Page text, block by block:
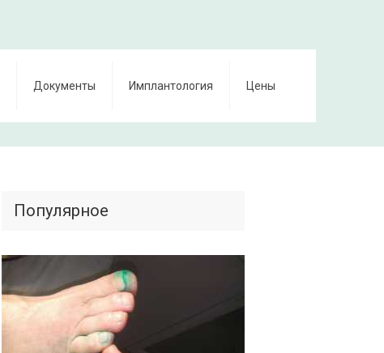
Документы Имплантология Цены
Популярное